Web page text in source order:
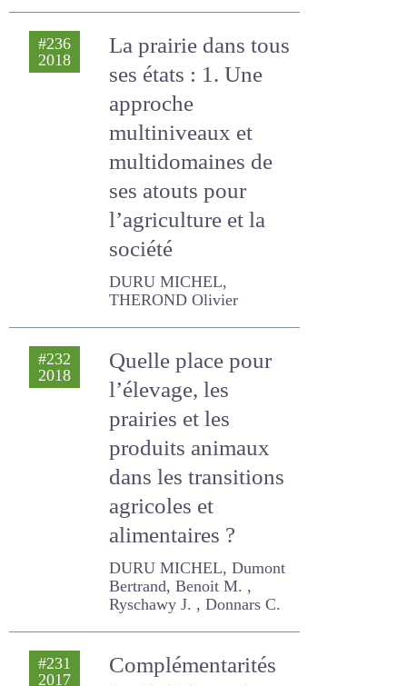
Jean-Pierre, THEROND
Olivier, Cruz P.
La prairie dans tous
ses états : 1. Une
approche
multiniveaux et
multidomaines de
ses atouts pour
société
DURU MICHEL, THEROND
Olivier
Quelle place pour
l’élevage, les
prairies et les
produits animaux
dans les
agricoles et
alimentaires ?
Bertrand, Benoit M. ,
Ryschawy J. , Donnars C.